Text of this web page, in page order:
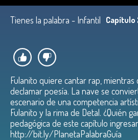
Tienes la palabra - Infantil Capítulo
Fulanito quiere cantar rap,
declamar poesía. La nave se
escenario de una competencia
Fulanito y la rima de Detal. ¿Quién
pedagógica de este capítulo
http://bit.ly/PlanetaPalabraGuía